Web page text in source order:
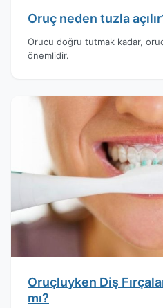
Oruç neden tuzla
Orucu doğru tutmak kadar,
önemlidir.
Oruçluyken Diş
mı?